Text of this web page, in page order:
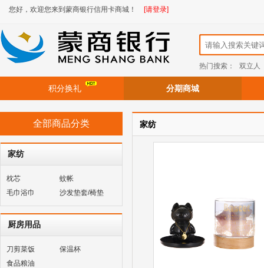
您好，欢迎您来到蒙商银行信用卡商城！ [请登录]
热门搜索： 双立人
积分换礼 分期商城
全部商品分类
家纺
枕芯
蚊帐
毛巾浴巾
沙发垫套/椅垫
厨房用品
刀剪菜饭
保温杯
食品粮油
家纺